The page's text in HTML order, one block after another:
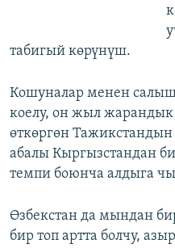
табигый көрүнүш.
Кошуналар менен
коелу, он жыл
өткөргөн
абалы Кыргызстандан
темпи боюнча алдыга
Өзбекстан да мындан
бир топ артта болчу,